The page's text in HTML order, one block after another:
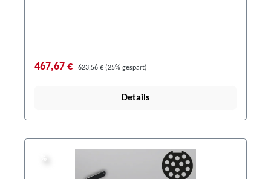
467,67 € 623,56 € (25% gespart)
Details